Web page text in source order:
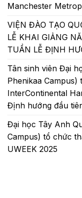
Manchester
VIỆN ĐÀO TẠO
LỄ KHAI GIẢNG
TUẦN LỄ ĐỊNH
Tân sinh viên Đại
Phenikaa Campus)
InterContinental
Định hướng đầu
Đại học Tây Anh
Campus) tổ chức
UWEEK 2025